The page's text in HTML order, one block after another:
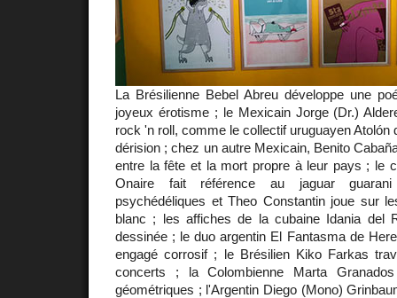
La Brésilienne Bebel Abreu développe une
joyeux érotisme ; le Mexicain Jorge (Dr.)
rock 'n roll, comme le collectif uruguayen Atolón
dérision ; chez un autre Mexicain, Benito
entre la fête et la mort propre à leur pays ; le
Onaire fait référence au jaguar
psychédéliques et Theo Constantin joue sur
blanc ; les affiches de la cubaine Idania del
dessinée ; le duo argentin El Fantasma de
engagé corrosif ; le Brésilien Kiko Farkas
concerts ; la Colombienne Marta
géométriques ; l'Argentin Diego (Mono)